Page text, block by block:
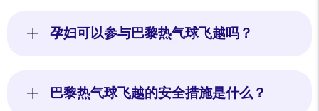
孕妇可以参与巴黎热气球飞越吗？
巴黎热气球飞越的安全措施是什么？